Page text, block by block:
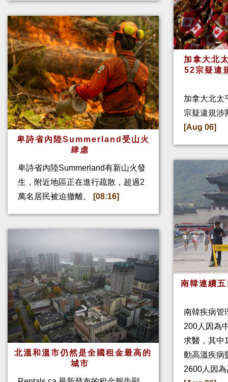
卑詩省內陸Summerland受山火
肆虐
卑詩省內陸Summerland有新山火發
生，附近地區正在進行疏散，超過2
萬名居民被迫撤離。
[08:16]
北溫和溫市仍然是全國租金最高的
城市
加拿大北
52宗疑違
加拿大北太
宗疑違規涉
[Aug 06]
南韓連續
南韓疾病管
200人因為
求醫，其中
動高溫疾病
2600人因